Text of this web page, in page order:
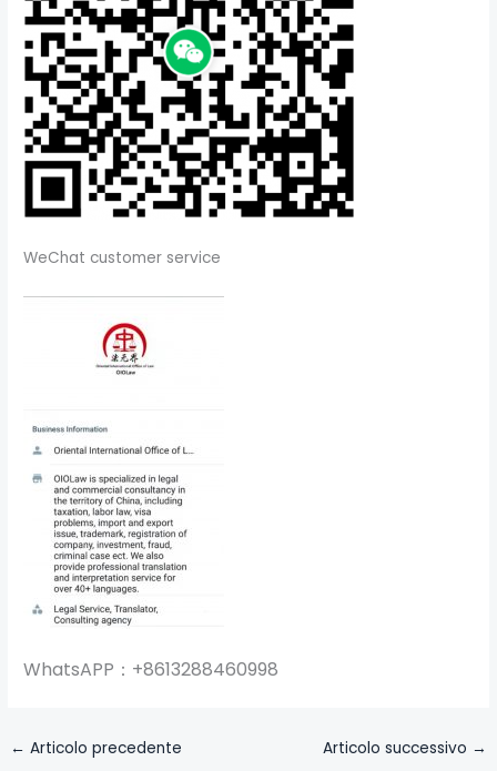
WeChat customer service
WhatsAPP：+8613288460998
← Articolo precedente Articolo successivo →